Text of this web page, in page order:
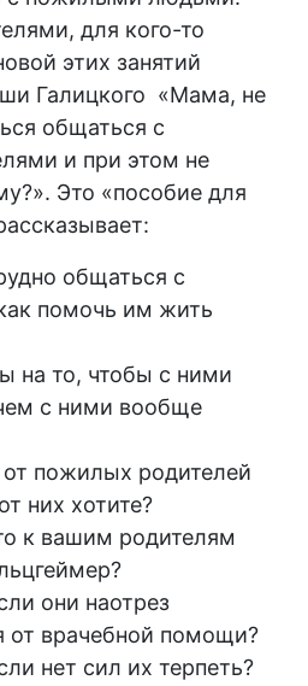
для кого-то
этих занятий
Галицкого «Мама, не
общаться с
и при этом не
Это «пособие для
общаться с
помочь им жить
на то, чтобы с ними
с ними вообще
пожилых родителей
них хотите?
к вашим родителям
они наотрез
от врачебной помощи?
нет сил их терпеть?